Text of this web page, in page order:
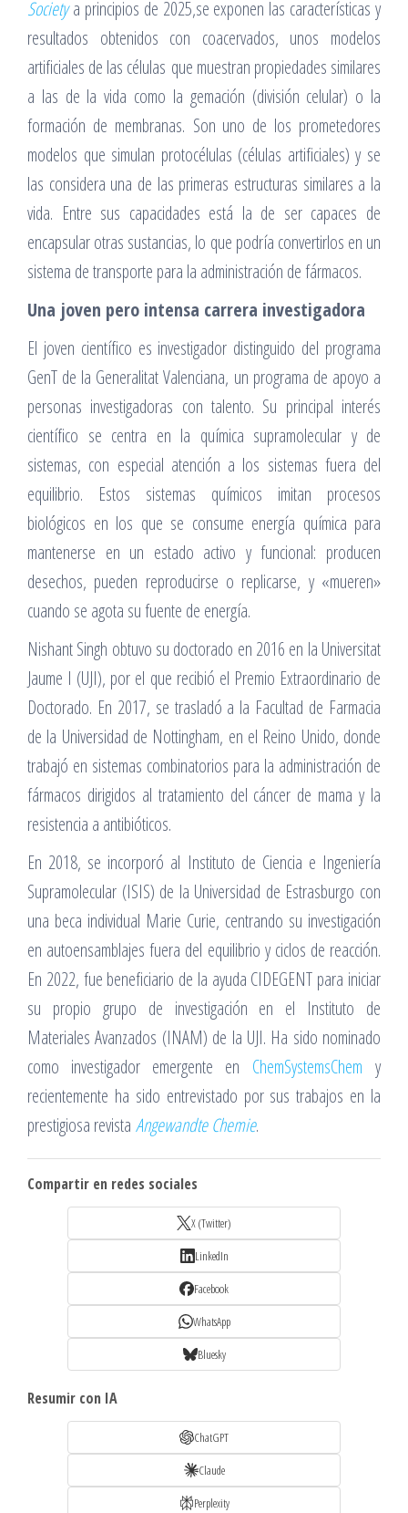
Societya principios de 2025,se exponen las características y
resultados obtenidos con coacervados, unos modelos
artificiales de las células que muestran propiedades similares
a las de la vida como la gemación (división celular) o la
formación de membranas. Son uno de los prometedores
modelos que simulan protocélulas (células artificiales) y se
las considera una de las primeras estructuras similares a la
vida. Entre sus capacidades está la de ser capaces de
encapsular otras sustancias, lo que podría convertirlos en un
sistema de transporte para la administración de fármacos.
Una joven pero intensa carrera investigadora
El joven científico es investigador distinguido del programa
GenT de la Generalitat Valenciana, un programa de apoyo a
personas investigadoras con talento. Su principal interés
científico se centra en la química supramolecular y de
sistemas, con especial atención a los sistemas fuera del
equilibrio. Estos sistemas químicos imitan procesos
biológicos en los que se consume energía química para
mantenerse en un estado activo y funcional: producen
desechos, pueden reproducirse o replicarse, y «mueren»
cuando se agota su fuente de energía.
Nishant Singh obtuvo su doctorado en 2016 en la Universitat
Jaume I (UJI), por el que recibió el Premio Extraordinario de
Doctorado. En 2017, se trasladó a la Facultad de Farmacia
de la Universidad de Nottingham, en el Reino Unido, donde
trabajó en sistemas combinatorios para la administración de
fármacos dirigidos al tratamiento del cáncer de mama y la
resistencia a antibióticos.
En 2018, se incorporó al Instituto de Ciencia e Ingeniería
Supramolecular (ISIS) de la Universidad de Estrasburgo con
una beca individual Marie Curie, centrando su investigación
en autoensamblajes fuera del equilibrio y ciclos de reacción.
En 2022, fue beneficiario de la ayuda CIDEGENT para iniciar
su propio grupo de investigación en el Instituto de
Materiales Avanzados (INAM) de la UJI. Ha sido nominado
como investigador emergente en ChemSystemsChem y
recientemente ha sido entrevistado por sus trabajos en la
prestigiosa revista Angewandte Chemie.
Compartir en redes sociales
X (Twitter)
LinkedIn
Facebook
WhatsApp
Bluesky
Resumir con IA
ChatGPT
Claude
Perplexity